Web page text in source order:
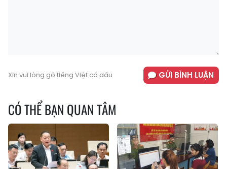
Xin vui lòng gõ tiếng Việt có dấu GỬI BÌNH LUẬN
CÓ THỂ BẠN QUAN TÂM